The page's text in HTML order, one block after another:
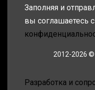
Заполняя и
вы соглашаетесь с
2012-2026
Разработка и